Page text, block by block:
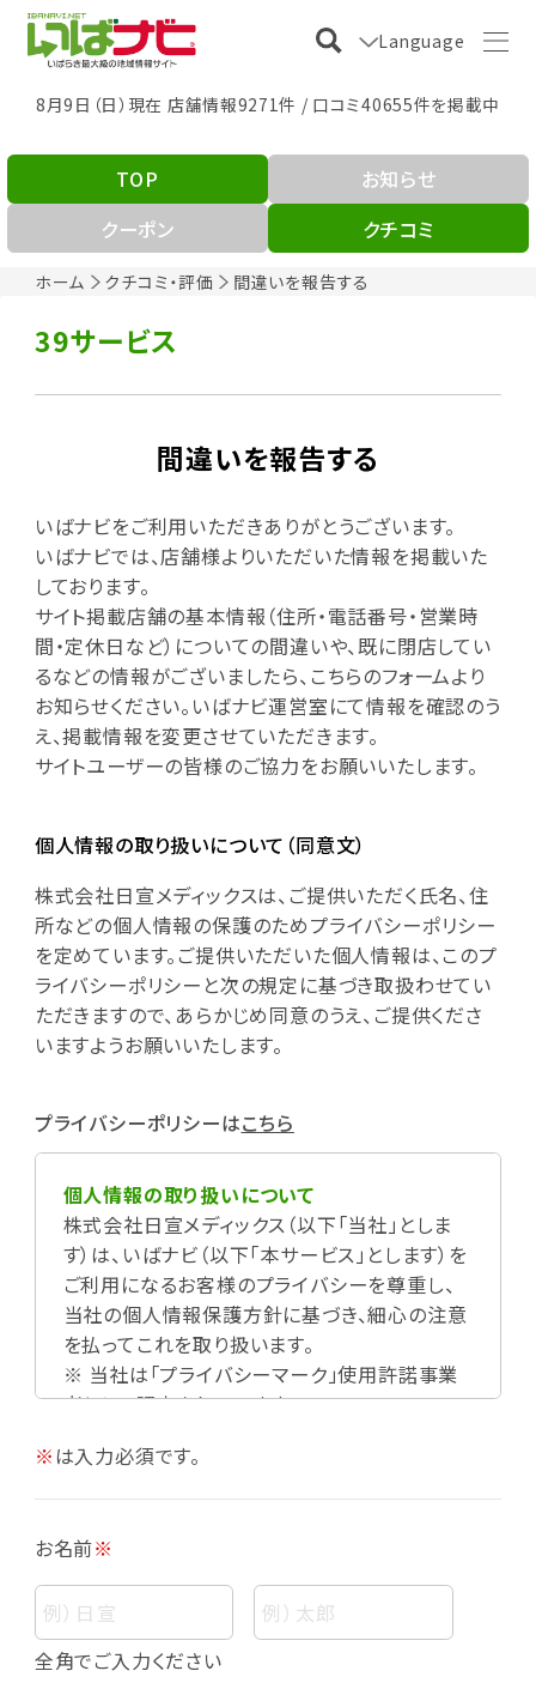
Language
8月9日（日）現在 店舗情報9271件 / 口コミ40655件を掲載中
ホーム クチコミ・評価 間違いを報告する
TOP
お知らせ
クーポン
クチコミ
39サービス
間違いを報告する
いばナビをご利用いただきありがとうございます。
いばナビでは、店舗様よりいただいた情報を掲載いた
しております。
サイト掲載店舗の基本情報（住所・電話番号・営業時
間・定休日など）についての間違いや、既に閉店してい
るなどの情報がございましたら、こちらのフォームより
お知らせください。いばナビ運営室にて情報を確認のう
え、掲載情報を変更させていただきます。
サイトユーザーの皆様のご協力をお願いいたします。
個人情報の取り扱いについて（同意文）
株式会社日宣メディックスは、ご提供いただく氏名、住
所などの個人情報の保護のためプライバシーポリシー
を定めています。ご提供いただいた個人情報は、このプ
ライバシーポリシーと次の規定に基づき取扱わせてい
ただきますので、あらかじめ同意のうえ、ご提供くださ
いますようお願いいたします。
プライバシーポリシーはこちら
個人情報の取り扱いについて
株式会社日宣メディックス（以下「当社」としま
す）は、いばナビ（以下「本サービス」とします）を
ご利用になるお客様のプライバシーを尊重し、
当社の個人情報保護方針に基づき、細心の注意
を払ってこれを取り扱います。
※ 当社は「プライバシーマーク」使用許諾事業
者として認定されています。
個人情報
個人情報とは、お客様個人に関する情報であっ
て、当該情報を構成する氏名、住所、電話番号、
※は入力必須です。
お名前※
全角でご入力ください